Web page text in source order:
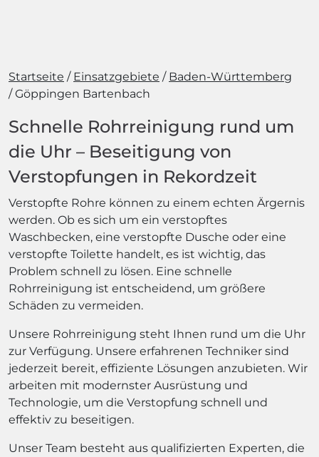
Startseite Einsatzgebiete
Baden-Württemberg
Göppingen Bartenbach
Schnelle Rohrreinigung rund um
die Uhr – Beseitigung von
Verstopfungen in Rekordzeit
Verstopfte Rohre können zu einem echten Ärgernis
werden. Ob es sich um ein verstopftes
Waschbecken, eine verstopfte Dusche oder eine
verstopfte Toilette handelt, es ist wichtig, das
Problem schnell zu lösen. Eine schnelle
Rohrreinigung ist entscheidend, um größere
Schäden zu vermeiden.
Unsere Rohrreinigung steht Ihnen rund um die Uhr
zur Verfügung. Unsere erfahrenen Techniker sind
jederzeit bereit, effiziente Lösungen anzubieten. Wir
arbeiten mit modernster Ausrüstung und
Technologie, um die Verstopfung schnell und
effektiv zu beseitigen.
Unser Team besteht aus qualifizierten Experten, die